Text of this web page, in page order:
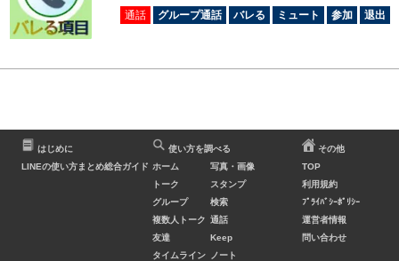
通話 グループ通話 バレる ミュート 参加 退出
はじめに
LINEの使い方まとめ総合ガイド
使い方を調べる
ホーム
トーク
グループ
複数人トーク
友達
タイムライン
写真・画像
スタンプ
検索
通話
Keep
ノート
その他
TOP
利用規約
ﾌﾟﾗｲﾊﾞｼｰﾎﾟﾘｼｰ
運営者情報
問い合わせ